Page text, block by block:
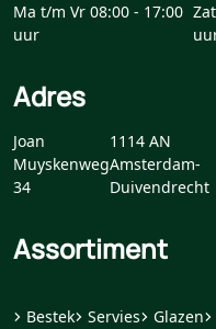
Ma t/m Vr 08:00 - 17:00
uur
Adres
Joan
Muyskenweg
34
1114 AN
Amsterdam-
Duivendrecht
Assortiment
Bestek Servies Glazen